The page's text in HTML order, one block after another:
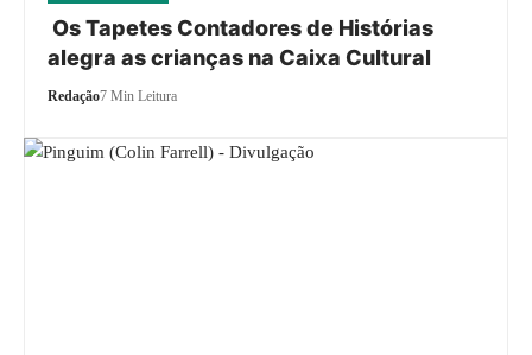
Os Tapetes Contadores de Histórias
alegra as crianças na Caixa Cultural
Redação7 Min Leitura